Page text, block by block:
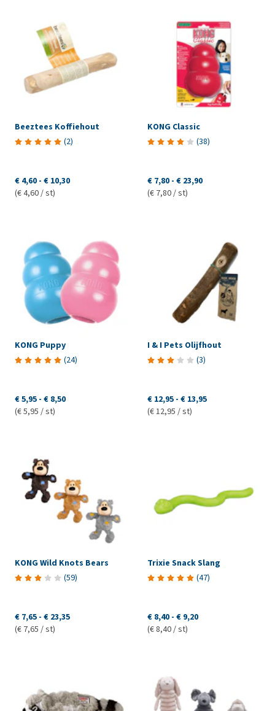
Beeztees Koffiehout
(2)
€ 4,60 - € 10,30
(€ 4,60 / st)
KONG Classic
(38)
€ 7,80 - € 23,90
(€ 7,80 / st)
KONG Puppy
(24)
€ 5,95 - € 8,50
(€ 5,95 / st)
I & I Pets Olijfhout
(3)
€ 12,95 - € 13,95
(€ 12,95 / st)
KONG Wild Knots Bears
(59)
€ 7,65 - € 23,35
(€ 7,65 / st)
Trixie Snack Slang
(47)
€ 8,40 - € 9,20
(€ 8,40 / st)